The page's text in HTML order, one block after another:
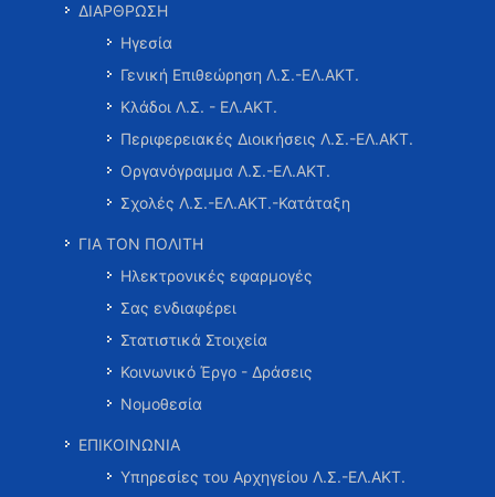
ΔΙΑΡΘΡΩΣΗ
Ηγεσία
Γενική Επιθεώρηση Λ.Σ.-ΕΛ.ΑΚΤ.
Κλάδοι Λ.Σ. - ΕΛ.ΑΚΤ.
Περιφερειακές Διοικήσεις Λ.Σ.-ΕΛ.ΑΚΤ.
Οργανόγραμμα Λ.Σ.-ΕΛ.ΑΚΤ.
Σχολές Λ.Σ.-ΕΛ.ΑΚΤ.-Κατάταξη
ΓΙΑ ΤΟΝ ΠΟΛΙΤΗ
Ηλεκτρονικές εφαρμογές
Σας ενδιαφέρει
Στατιστικά Στοιχεία
Κοινωνικό Έργο - Δράσεις
Νομοθεσία
ΕΠΙΚΟΙΝΩΝΙΑ
Υπηρεσίες του Αρχηγείου Λ.Σ.-ΕΛ.ΑΚΤ.